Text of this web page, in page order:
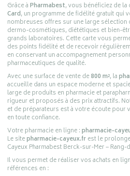
Grâce àPharmabest, vous bénéficiez de
Card, un programme de fidélité gratuit qui
nombreuses offres sur une large
dermo-cosmétiques, diététiques et bien-
grands laboratoires. Cette carte vous
des points fidélité et de recevoir
en conservant un accompagnement
pharmaceutiques de qualité.
Avec une surface de vente de800 m², la
accueille dans un espace moderne et
large de produits en pharmacie et
rigueur et proposés à des prix attractifs.
et de préparateurs est à votre écoute pour
en toute confiance.
Votre pharmacie en ligne :pharmacie-
Le sitepharmacie-cayeux.frest le
Cayeux Pharmabest Berck-sur-Mer – Rang-
Il vous permet de réaliser vos achats en
références en :